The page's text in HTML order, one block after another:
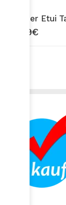
7,99€